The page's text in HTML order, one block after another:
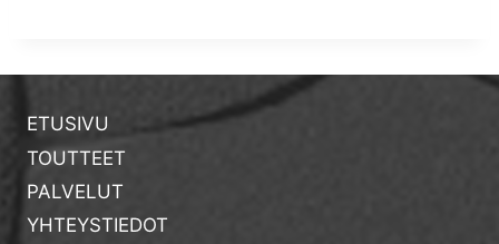
ETUSIVU
TOUTTEET
PALVELUT
YHTEYSTIEDOT